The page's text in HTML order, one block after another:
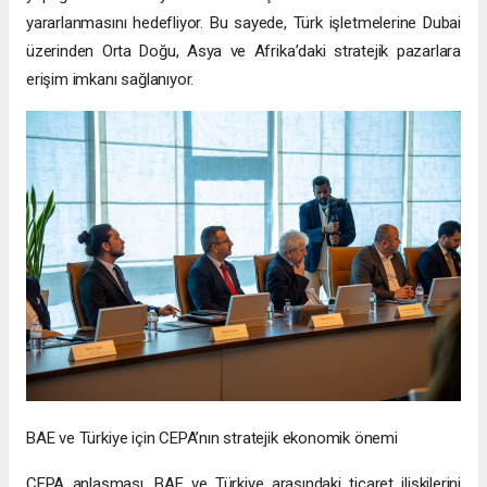
yararlanmasını hedefliyor. Bu sayede, Türk işletmelerine Dubai
üzerinden Orta Doğu, Asya ve Afrika’daki stratejik pazarlara
erişim imkanı sağlanıyor.
BAE ve Türkiye için CEPA’nın stratejik ekonomik önemi